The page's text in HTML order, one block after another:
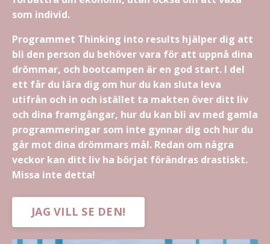
som individ.
Programmet Thinking into results hjälper dig att
bli den person du behöver vara för att uppnå dina
drömmar, och bootcampen är en god start. I del
ett får du lära dig om hur du kan sluta leva
utifrån och in och istället ta makten över ditt liv
och dina framgångar, hur du kan bli av med gamla
programmeringar som inte gynnar dig och hur du
går mot dina drömmars mål. Redan om några
veckor kan ditt liv ha börjat förändras drastiskt.
Missa inte detta!
JAG VILL SE DEN!